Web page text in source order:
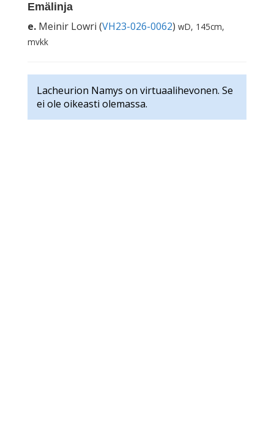
Emälinja
e. Meinir Lowri (VH23-026-0062) wD, 145cm,
mvkk
Lacheurion Namys on virtuaalihevonen. Se
ei ole oikeasti olemassa.